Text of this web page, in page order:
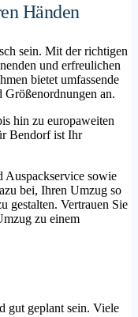
Händen
sein. Mit der richtigen
und erfreulichen
bietet umfassende
an.
hin zu europaweiten
Bendorf ist Ihr
Auspackservice sowie
bei, Ihren Umzug so
gestalten. Vertrauen Sie
zu einem
gut geplant sein. Viele